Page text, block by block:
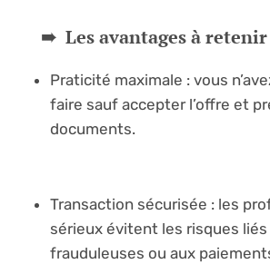
Les avantages à retenir
Praticité maximale : vous
faire sauf accepter l’offre et
documents.
Transaction sécurisée : les
sérieux évitent les risques liés
frauduleuses ou aux